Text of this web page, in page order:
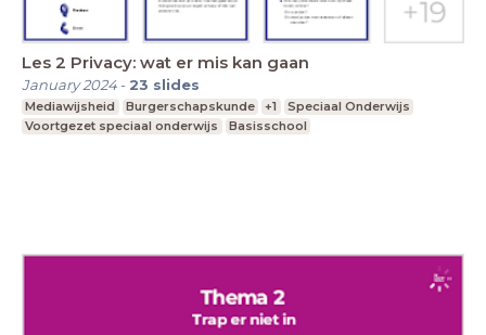
Les 2 Privacy: wat er mis kan gaan
January 2024- 23 slides
Mediawijsheid Burgerschapskunde +1
Speciaal Onderwijs
Voortgezet speciaal onderwijs
Basisschool